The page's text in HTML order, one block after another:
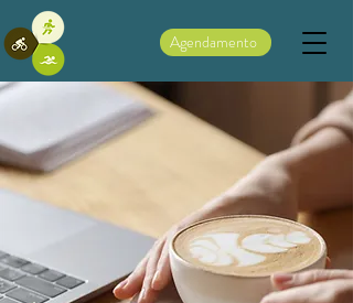
Agendamento